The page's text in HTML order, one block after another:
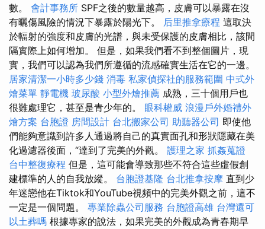
數。 會計事務所 SPF之後的數量越高，皮膚可以暴露在沒
有曬傷風險的情況下暴露於陽光下。 后里推拿療程 這取決
於輻射的強度和皮膚的光譜，與未受保護的皮膚相比，該間
隔實際上如何增加。 但是，如果我們看不到整個圖片，現
實，我們可以認為我們所遵循的流感確實生活在它的一邊。
居家清潔一小時多少錢 消毒 私家偵探社的服務範圍 中式外
燴菜單 靜電機 玻尿酸 小型外燴推薦 成熟，三十個用戶也
很難處理它，甚至是青少年的。 眼科權威 浪漫戶外婚禮外
燴方案 台胞證 房間設計 台北搬家公司 助聽器公司 即使他
們能夠意識到許多人通過將自己的真實面孔和形狀隱藏在美
化過濾器後面，“達到了完美的外觀。 護理之家 抓姦蒐證
台中整復療程 但是，這可能會導致那些不符合這些虛假創
建標準的人的自我放縱。 台胞證基隆 台北推拿按摩 直到少
年迷戀他在Tiktok和YouTube視頻中的完美外觀之前，這不
一定是一個問題。 專業除蟲公司服務 台胞證高雄 台灣還可
以土葬嗎 根據專家的說法，如果完美的外觀成為青春期早